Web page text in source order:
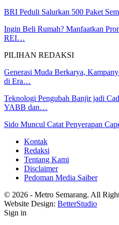
BRI Peduli Salurkan 500 Paket
Ingin Beli Rumah? Manfaatkan
REI…
PILIHAN REDAKSI
Generasi Muda Berkarya,
di Era…
Teknologi Pengubah Banjir jadi
YABB dan…
Sido Muncul Catat Penyerapan
Kontak
Redaksi
Tentang Kami
Disclaimer
Pedoman Media Saiber
© 2026 - Metro Semarang. All
Website Design: BetterStudio
Sign in